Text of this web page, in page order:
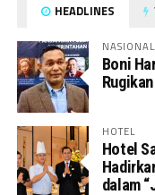
HEADLINES
NASIONAL
Boni
HOTEL
Hotel
dalam